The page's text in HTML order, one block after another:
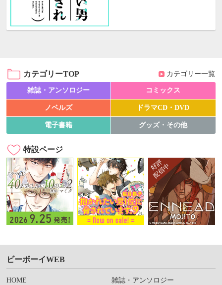
カテゴリーTOP カテゴリー一覧
雑誌・アンソロジー コミックス
ノベルズ ドラマCD・DVD
電子書籍 グッズ・その他
特設ページ
ビーボーイWEB
HOME
雑誌・アンソロジー